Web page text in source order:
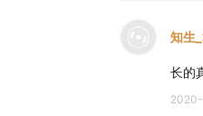
知生
长的